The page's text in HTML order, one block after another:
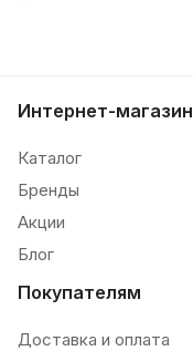
Интернет-магазин
Каталог
Бренды
Акции
Блог
Покупателям
Доставка и оплата